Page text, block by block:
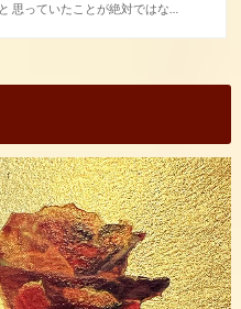
思っていたことが絶対ではな…